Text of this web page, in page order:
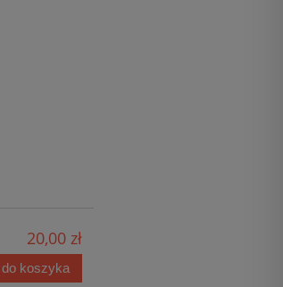
20,00 zł
do koszyka